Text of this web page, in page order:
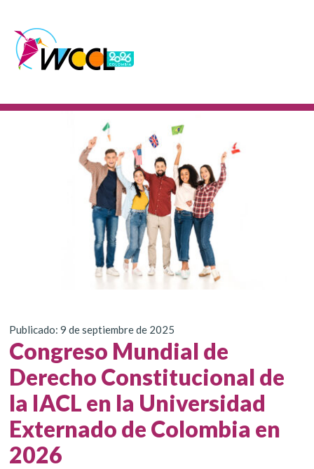
Publicado: 9 de septiembre de 2025
Congreso Mundial de
Derecho Constitucional de
la IACL en la Universidad
Externado de Colombia en
2026